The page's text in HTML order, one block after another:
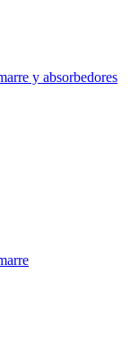
y absorbedores